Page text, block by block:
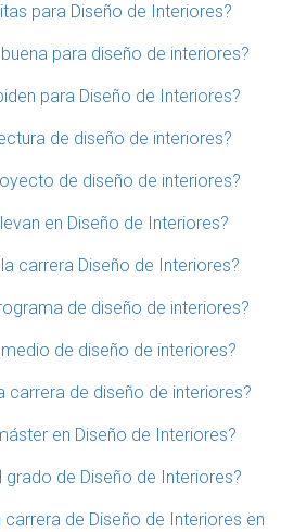
para Diseño de Interiores?
para diseño de interiores?
para Diseño de Interiores?
de diseño de interiores?
de diseño de interiores?
en Diseño de Interiores?
carrera Diseño de Interiores?
de diseño de interiores?
de diseño de interiores?
carrera de diseño de interiores?
en Diseño de Interiores?
grado de Diseño de Interiores?
de Diseño de Interiores en